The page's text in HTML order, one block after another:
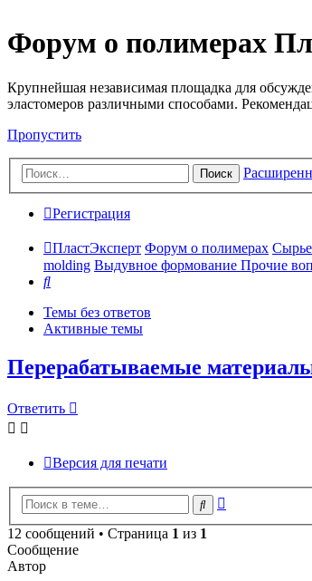
Форум о полимерах
Крупнейшая независимая площадка для
эластомеров различными способами.
Пропустить
Поиск
Регистрация
ПластЭксперт Форум о полимерах Сырье
molding Выдувное формование Прочие
Поиск
Темы без ответов
Активные темы
Перерабатываемые
Ответить
Версия для печати
Поиск
12 сообщений • Страница 1 из 1
Сообщение
Автор